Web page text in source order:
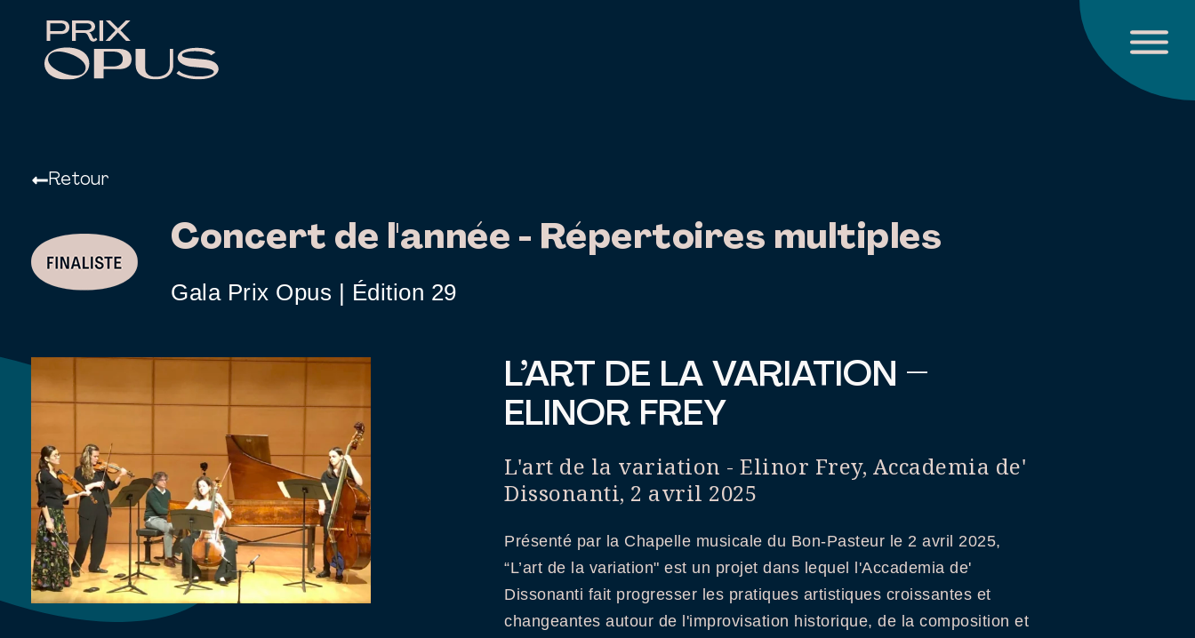
Retour
Concert de l'année - Répertoires multiples
Gala Prix Opus | Édition 29
L’ART DE LA VARIATION –
ELINOR FREY
L'art de la variation - Elinor Frey, Accademia de'
Dissonanti, 2 avril 2025
Présenté par la Chapelle musicale du Bon-Pasteur le 2 avril 2025,
“L’art de la variation" est un projet dans lequel l'Accademia de'
Dissonanti fait progresser les pratiques artistiques croissantes et
changeantes autour de l'improvisation historique, de la composition et